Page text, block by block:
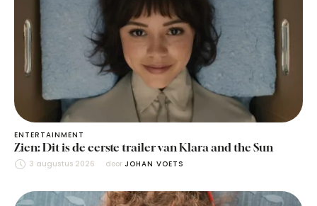
ENTERTAINMENT
Zien: Dit is de eerste trailer van Klara and the Sun
3 augustus 2026 door JOHAN VOETS